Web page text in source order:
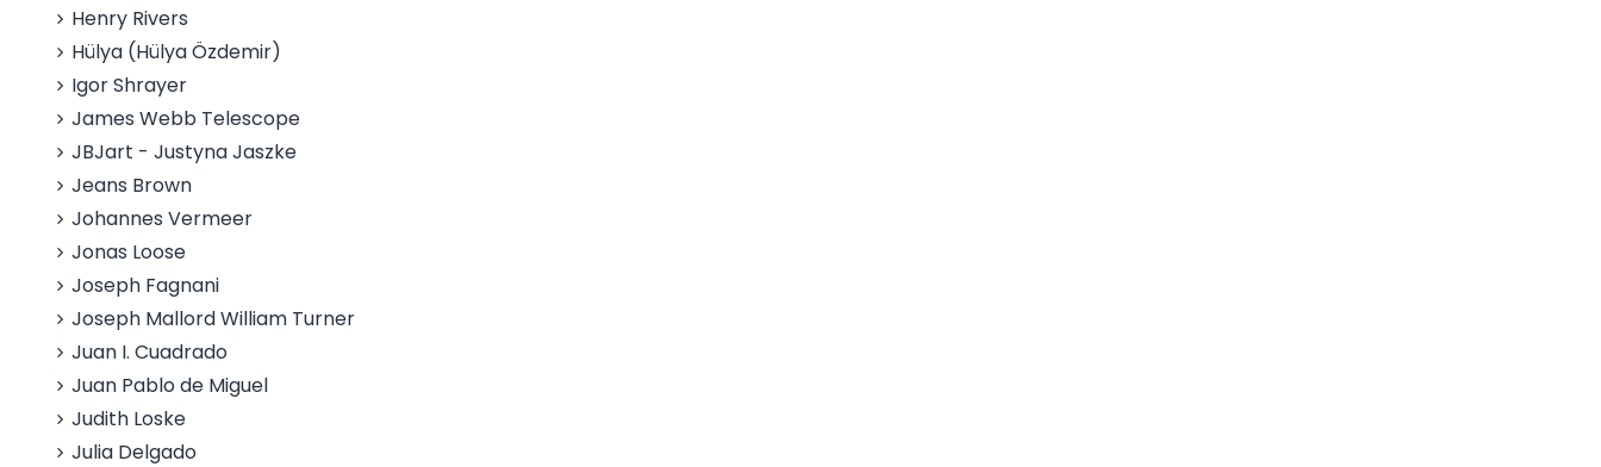
Henry Rivers
Hülya (Hülya Özdemir)
Igor Shrayer
James Webb Telescope
JBJart - Justyna Jaszke
Jeans Brown
Johannes Vermeer
Jonas Loose
Joseph Fagnani
Joseph Mallord William Turner
Juan I. Cuadrado
Juan Pablo de Miguel
Judith Loske
Julia Delgado